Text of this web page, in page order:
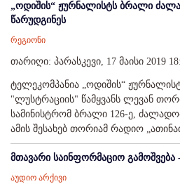
„ოდიშის“ ჟურნალისტს ბრალი
წარუდგინეს
რეგიონი
თარიღი: პარასკევი, 17 მაისი 2019
ტელეკომპანია „ოდიშის“
"ლუსტრაციის" წამყვანს ლევან
სამინისტრომ ბრალი 126-ე,
ამის შესახებ თორიამ რადიო
მთავარი საინფორმაციო გამოშვება -
აუდიო არქივი